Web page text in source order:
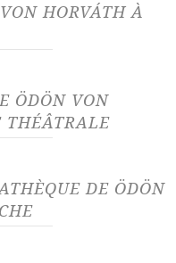
HORVÁTH À
ÖDÖN VON
THÉÂTRALE
beauté de
DE ÖDÖN